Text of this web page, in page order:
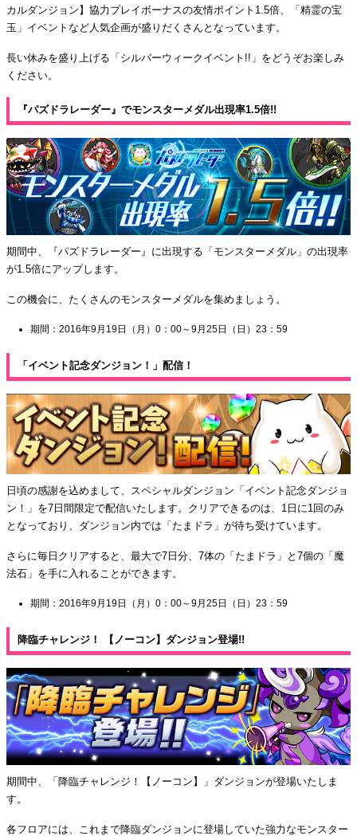
カルダンジョン】協力プレイボーナスの友情ポイント1.5倍、「精霊の宝
玉」イベントなど人気企画が盛りだくさんとなっています。
長い休みを盛り上げる「シルバーウィークイベント!!」をどうぞお楽しみ
ください。
『パズドラレーダー』でモンスターメダル出現率1.5倍!!
期間中、『パズドラレーダー』に出現する「モンスターメダル」の出現率
が1.5倍にアップします。
この機会に、たくさんのモンスターメダルを集めましょう。
期間：2016年9月19日（月）0：00～9月25日（日）23：59
「イベント記念ダンジョン！」配信！
日頃の感謝を込めまして、スペシャルダンジョン「イベント記念ダンジョ
ン！」を7日間限定で配信いたします。クリアできるのは、1日に1回のみ
となっており、ダンジョン内では「たまドラ」が待ち受けています。
さらに毎日クリアすると、最大で7日分、7体の「たまドラ」と7個の「魔
法石」を手に入れることができます。
期間：2016年9月19日（月）0：00～9月25日（日）23：59
降臨チャレンジ！ 【ノーコン】ダンジョン登場!!
期間中、「降臨チャレンジ！【ノーコン】」ダンジョンが登場いたしま
す。
各フロアには、これまで降臨ダンジョンに登場していた強力なモンスター